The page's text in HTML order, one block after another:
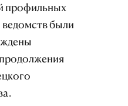
профильных
ведомств были